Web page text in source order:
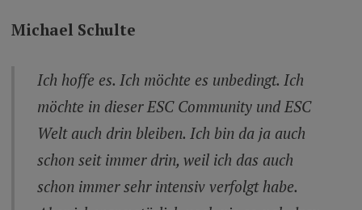
Michael Schulte
Ich hoffe es. Ich möchte es unbedingt. Ich
möchte in dieser ESC Community und ESC
Welt auch drin bleiben. Ich bin da ja auch
schon seit immer drin, weil ich das auch
schon immer sehr intensiv verfolgt habe.